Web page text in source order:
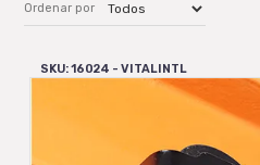
Ordenar por
SKU: 16024 - VITALINTL